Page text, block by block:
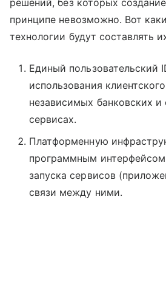
решений, без которых
принципе невозможно. Вот
технологии будут составлять
Единый пользовательский
использования
независимых банковских
сервисах.
Платформенную
программным
запуска сервисов
связи между ними.